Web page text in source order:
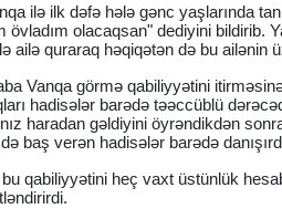
ilə ilk dəfə hələ gənc yaşlarında
olacaqsan" dediyini bildirib.
ailə quraraq həqiqətən də bu ailənin
Vanqa görmə qabiliyyətini
hadisələr barədə təəccüblü
haradan gəldiyini öyrəndikdən
baş verən hadisələr barədə
qabiliyyətini heç vaxt üstünlük